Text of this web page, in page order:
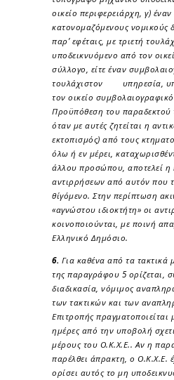
οικείο περιφερειάρχη, γ)
κατονομαζόμενους νομικούς
παρ’ εφέταις, με τριετή
υποδεικνυόμενο από τον
σύλλογο, είτε έναν
τουλάχιστον υπηρεσία,
τον οικείο
Προϋπόθεση του παραδεκτού
όταν με αυτές ζητείται η
εκτοπισμός) από τους
όλω ή εν μέρει,
άλλου προσώπου, αποτελεί η
αντιρρήσεων από αυτόν που
θίγόμενο. Στην περίπτωση
«αγνώστου ιδιοκτήτη» οι
κοινοποιούνται, με ποινή
Ελληνικό Δημόσιο.
6. Για καθένα από τα τακτικά
της παραγράφου 5 ορίζεται,
διαδικασία, νόμιμος
των τακτικών και των
Επιτροπής πραγματοποιείται
ημέρες από την υποβολή
μέρους του Ο.Κ.Χ.Ε.. Αν η
παρέλθει άπρακτη, ο Ο.Κ.Χ.Ε.
ορίσει αυτός το μη